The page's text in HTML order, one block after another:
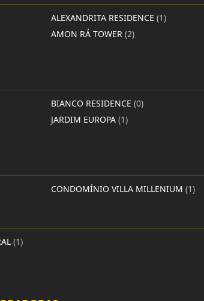
ALEXANDRITA RESIDENCE (1)
AMON RÁ TOWER (2)
BIANCO RESIDENCE (0)
JARDIM EUROPA (1)
CONDOMÍNIO VILLA MILLENIUM (1)
(1)